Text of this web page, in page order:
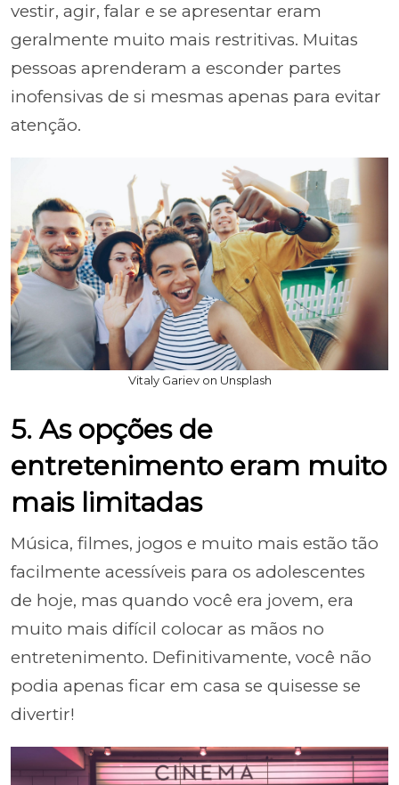
vestir, agir, falar e se apresentar eram
geralmente muito mais restritivas. Muitas
pessoas aprenderam a esconder partes
inofensivas de si mesmas apenas para evitar
atenção.
Vitaly Gariev on Unsplash
5. As opções de
entretenimento eram muito
mais limitadas
Música, filmes, jogos e muito mais estão tão
facilmente acessíveis para os adolescentes
de hoje, mas quando você era jovem, era
muito mais difícil colocar as mãos no
entretenimento. Definitivamente, você não
podia apenas ficar em casa se quisesse se
divertir!